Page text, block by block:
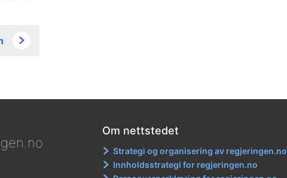
Om nettstedet
Strategi og organisering av regjeringen.no
Innholdsstrategi for regjeringen.no